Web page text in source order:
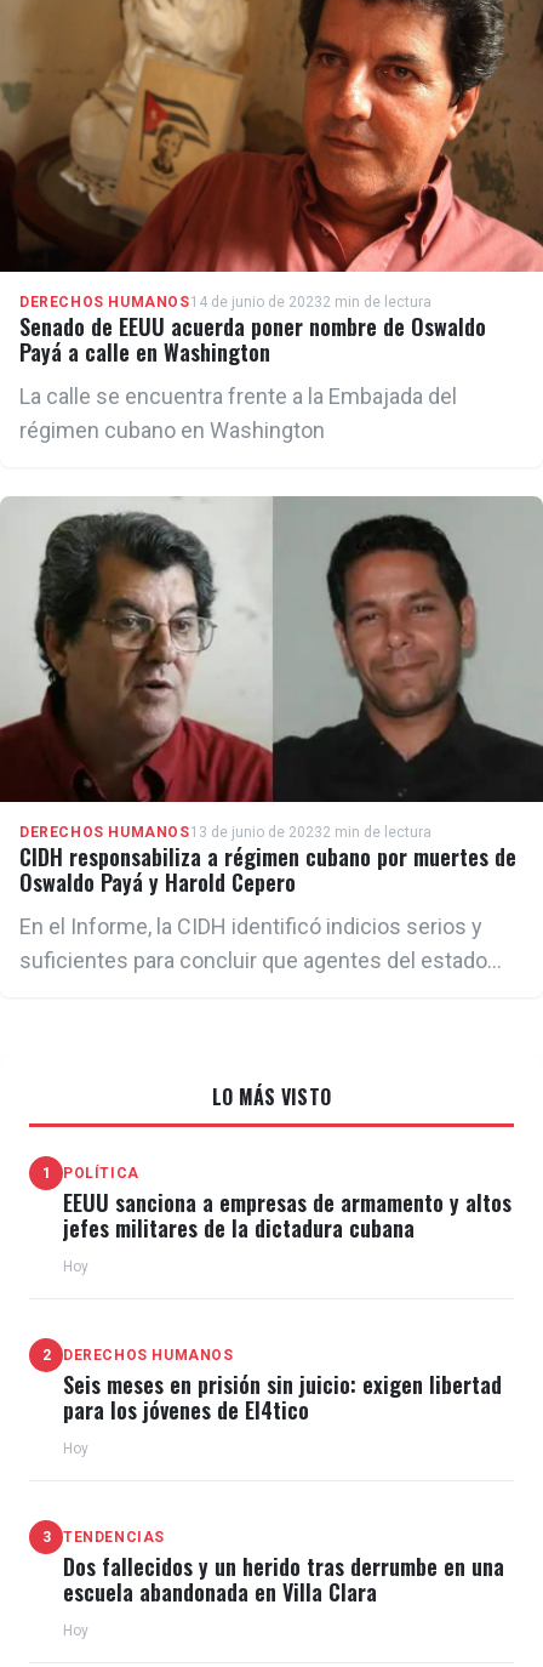
DERECHOS HUMANOS14 de junio de 20232 min de lectura
Senado de EEUU acuerda poner nombre de Oswaldo
Payá a calle en Washington
La calle se encuentra frente a la Embajada del
régimen cubano en Washington
DERECHOS HUMANOS13 de junio de 20232 min de lectura
CIDH responsabiliza a régimen cubano por muertes de
Oswaldo Payá y Harold Cepero
En el Informe, la CIDH identificó indicios serios y
suficientes para concluir que agentes del estado
LO MÁS VISTO
1 POLÍTICA
EEUU sanciona a empresas de armamento y altos
jefes militares de la dictadura cubana
Hoy
2 DERECHOS HUMANOS
Seis meses en prisión sin juicio: exigen libertad
para los jóvenes de El4tico
Hoy
3 TENDENCIAS
Dos fallecidos y un herido tras derrumbe en una
escuela abandonada en Villa Clara
Hoy